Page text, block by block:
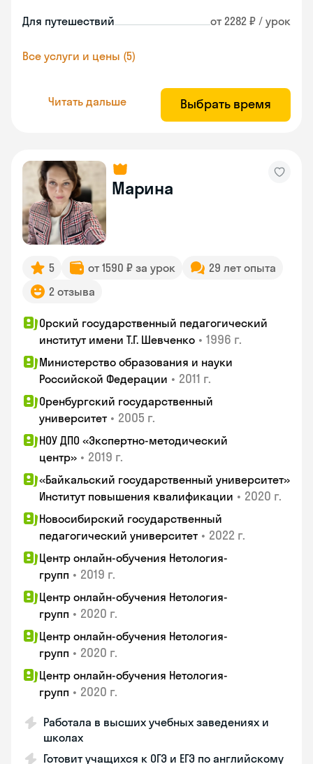
Для путешествий от 2282 ₽ / урок
Все услуги и цены (5)
Читать дальше Выбрать время
Марина
5 от 1590 ₽ за урок
29 лет опыта
2 отзыва
Орский государственный педагогический
институт имени Т.Г. Шевченко • 1996 г.
Министерство образования и науки
Российской Федерации • 2011 г.
Оренбургский государственный
университет • 2005 г.
НОУ ДПО «Экспертно-методический
центр» • 2019 г.
«Байкальский государственный университет»
Институт повышения квалификации • 2020 г.
Новосибирский государственный
педагогический университет • 2022 г.
Центр онлайн-обучения Нетология-
групп • 2019 г.
Центр онлайн-обучения Нетология-
групп • 2020 г.
Центр онлайн-обучения Нетология-
групп • 2020 г.
Центр онлайн-обучения Нетология-
групп • 2020 г.
Работала в высших учебных заведениях и
школах
Готовит учащихся к ОГЭ и ЕГЭ по английскому